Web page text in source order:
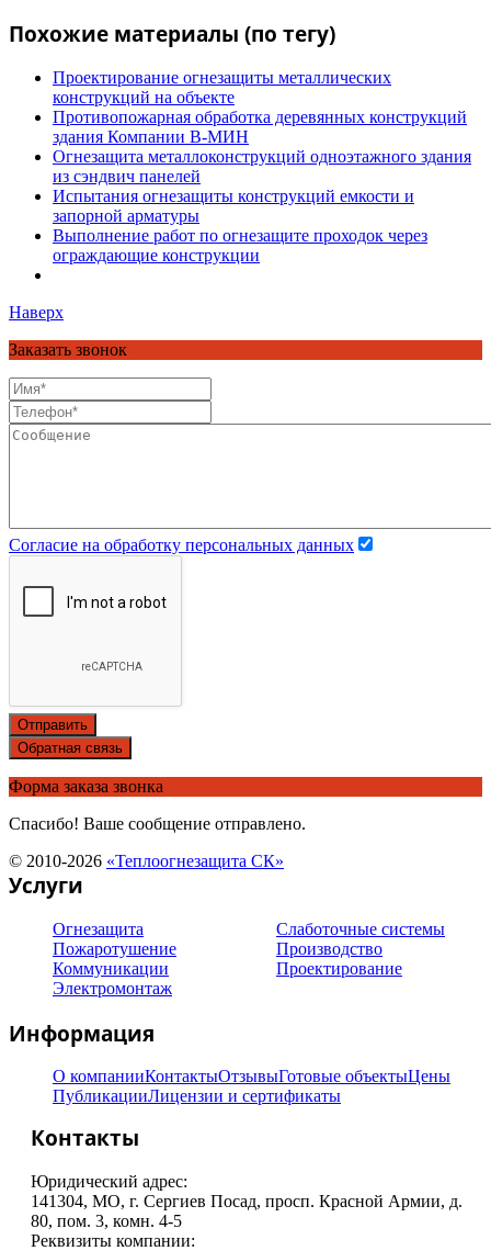
Похожие материалы (по тегу)
Проектирование огнезащиты металлических
конструкций на объекте
Противопожарная обработка деревянных конструкций
здания Компании В-МИН
Огнезащита металлоконструкций одноэтажного здания
из сэндвич панелей
Испытания огнезащиты конструкций емкости и
запорной арматуры
Выполнение работ по огнезащите проходок через
ограждающие конструкции
Наверх
Заказать звонок
Согласие на обработку персональных данных
Отправить
Обратная связь
Форма заказа звонка
Спасибо! Ваше сообщение отправлено.
© 2010-2026 «Теплоогнезащита СК»
Услуги
Огнезащита
Пожаротушение
Коммуникации
Электромонтаж
Слаботочные системы
Производство
Проектирование
Информация
О компанииКонтактыОтзывыГотовые объектыЦены
ПубликацииЛицензии и сертификаты
Контакты
Юридический адрес:
141304, МO, г. Сергиев Посад, просп. Красной Армии, д.
80, пом. 3, комн. 4-5
Реквизиты компании: